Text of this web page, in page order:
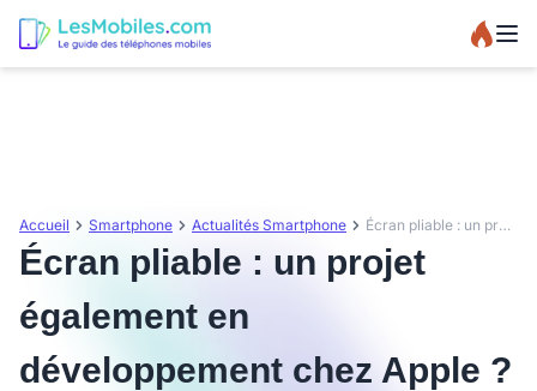
Accueil Smartphone Actualités Smartphone Écran pliable : un projet également en développement chez Apple ?
Écran pliable : un projet
également en
développement chez Apple ?